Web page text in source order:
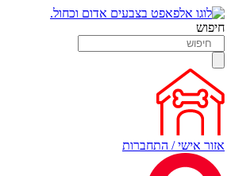
חיפוש
אזור אישי / התחברות